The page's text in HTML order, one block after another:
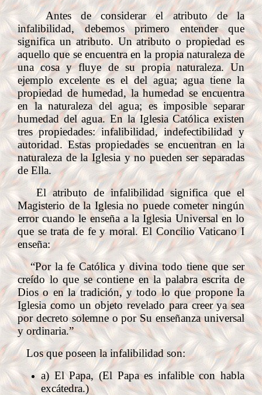
Antes de considerar el atributo de la
infalibilidad, debemos primero entender que
significa un atributo. Un atributo o propiedad es
aquello que se encuentra en la propia naturaleza de
una cosa y fluye de su propia naturaleza. Un
ejemplo excelente es el del agua; agua tiene la
propiedad de humedad, la humedad se encuentra
en la naturaleza del agua; es imposible separar
humedad del agua. En la Iglesia Católica existen
tres propiedades: infalibilidad, indefectibilidad y
autoridad. Estas propiedades se encuentran en la
naturaleza de la Iglesia y no pueden ser separadas
de Ella.
El atributo de infalibilidad significa que el
Magisterio de la Iglesia no puede cometer ningún
error cuando le enseña a la Iglesia Universal en lo
que se trata de fe y moral. El Concilio Vaticano I
enseña:
“Por la fe Católica y divina todo tiene que ser
creído lo que se contiene en la palabra escrita de
Dios o en la tradición, y todo lo que propone la
Iglesia como un objeto revelado para creer ya sea
por decreto solemne o por Su enseñanza universal
y ordinaria.”
Los que poseen la infalibilidad son:
a) El Papa, (El Papa es infalible con habla
excátedra.)